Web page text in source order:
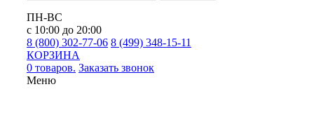
ПН-ВС
с 10:00 до 20:00
8 (800) 302-77-06 8 (499) 348-15-11
КОРЗИНА
0 товаров. Заказать звонок
Меню